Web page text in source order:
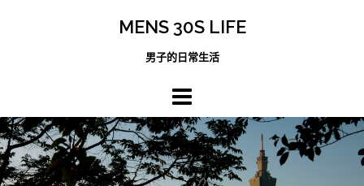
MENS 30S LIFE
男子的日常生活